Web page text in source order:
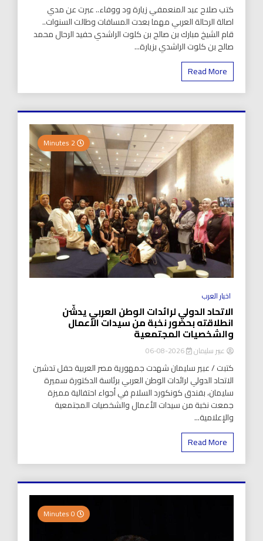
كتب صلاح عبد المنعمفي زيارة ود ووفاء.. عبرت عن مدي
اصالة الرحالة العربي مهما بعدت المسافات وطالت السنوات..
قام الشيخ مبارك بن صالح بن كلوت الراشدي حفيد الرحال محمد
صالح بن كلوت الراشدي بزيارة...
Read More
اخبار العرب
الاتحاد الدولي لرائدات الوطن العربي يدشّن
انطلاقته بحضور نخبة من سيدات الأعمال
والشخصيات المجتمعية
عبير سليمان 2026-08-06
كتبت / عبير سليمان شهدت جمهورية مصر العربية حفل تدشين
الاتحاد الدولي لرائدات الوطن العربي برئاسة الدكتورة سميرة
سليمان، بفندق كونكورد السلام في أجواء احتفالية مميزة
جمعت نخبة من سيدات الأعمال والشخصيات المجتمعية
والإعلامية...
Read More